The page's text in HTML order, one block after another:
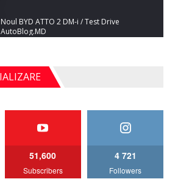
Noul BYD ATTO 2 DM-i / Test Drive
AutoBlog.MD
Noul Mercedes-Benz S-Class facelift (S 580
4MATIC V223) / Test Drive AutoBlog.MD
27:33
AutoBlog.MD
51,600
Subscribers
4 721
Followers